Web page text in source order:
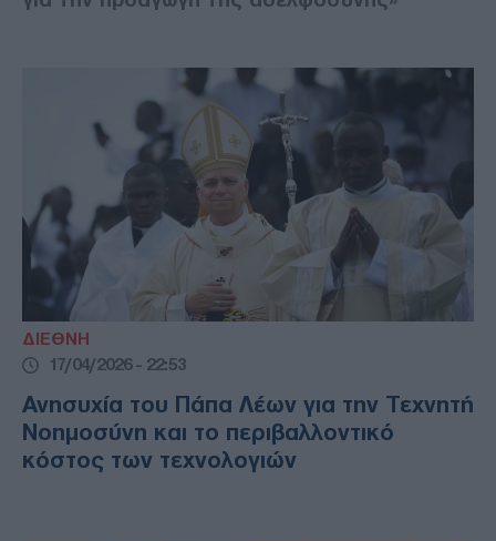
ΔΙΕΘΝΗ
17/04/2026 - 22:53
Ανησυχία του Πάπα Λέων για την Τεχνητή
Νοημοσύνη και το περιβαλλοντικό
κόστος των τεχνολογιών